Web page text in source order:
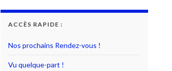
ACCÈS RAPIDE :
Nos prochains Rendez-vous !
Vu quelque-part !